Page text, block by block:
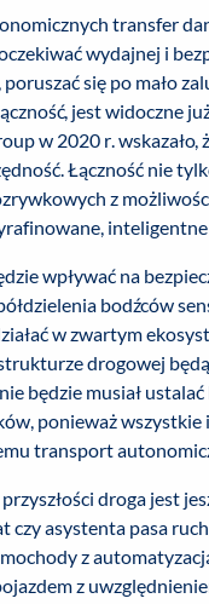
transfer
wydajnej i
się po mało
jest widoczne
w 2020 r. wskazało,
Łączność nie
z
wpływać na
bodźców
w zwartym
drogowej
będzie musiał
ponieważ
transport
droga jest
asystenta pasa
z
z